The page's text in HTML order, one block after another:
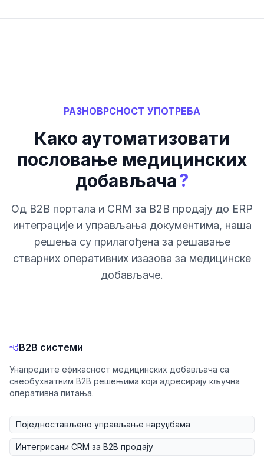
РАЗНОВРСНОСТ УПОТРЕБА
Како аутоматизовати
пословање медицинских
добављача?
Од B2B портала и CRM за B2B продају до ERP
интеграције и управљања документима, наша
решења су прилагођена за решавање
стварних оперативних изазова за медицинске
добављаче.
B2B системи
Унапредите ефикасност медицинских добављача са
свеобухватним B2B решењима која адресирају кључна
оперативна питања.
Поједностављено управљање наруџбама
Интегрисани CRM за B2B продају